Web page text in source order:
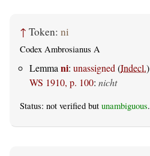
↑ Token: ni
Codex Ambrosianus A
Lemma ni: unassigned (Indecl.)
WS 1910, p. 100: nicht
Status: not verified but unambiguous.